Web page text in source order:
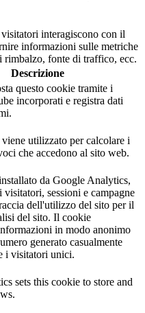
interagiscono con il
informazioni sulle metriche
rimbalzo, fonte di traffico, ecc.
Descrizione
questo cookie tramite i
incorporati e registra dati
utilizzato per calcolare i
che accedono al sito web.
da Google Analytics,
sessioni e campagne
dell'utilizzo del sito per il
del sito. Il cookie
in modo anonimo
generato casualmente
i visitatori unici.
sets this cookie to store and